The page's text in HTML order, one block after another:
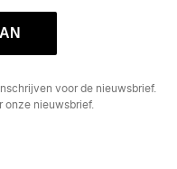
voor de nieuwsbrief.
nieuwsbrief.